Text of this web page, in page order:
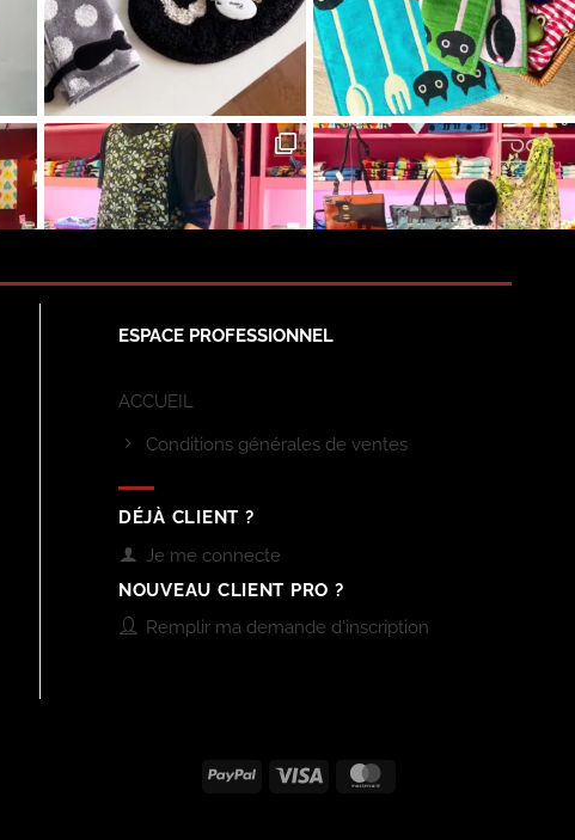
ESPACE PROFESSIONNEL
ACCUEIL
Conditions générales de ventes
DÉJÀ CLIENT ?
Je me connecte
NOUVEAU CLIENT PRO ?
Remplir ma demande d'inscription
PayPal Visa